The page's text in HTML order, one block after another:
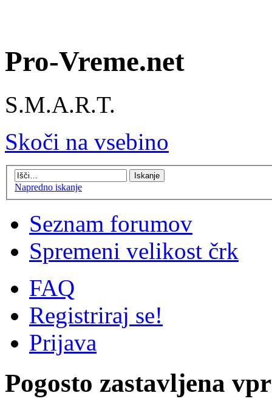
Pro-Vreme.net
S.M.A.R.T.
Skoči na vsebino
Napredno iskanje
Seznam forumov
Spremeni velikost črk
FAQ
Registriraj se!
Prijava
Pogosto zastavljena